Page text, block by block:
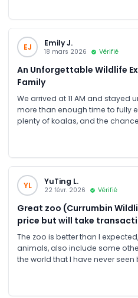
we’ve experienced, with
a unique, engaging
families!
EJ Emily J.
18 mars 2026 Vérifié
An Unforgettable Wildlife
Family
We arrived at 11 AM and stayed
more than enough time to fully
plenty of koalas, and the
atmosphere. Special thanks to JTR for providing this
experience at excellent prices.
absolutely worth it along with the
YL YuTing L.
22 févr. 2026 Vérifié
Great zoo (Currumbin
price but will take
account
The zoo is better than I
animals, also include some
the world that I have never seen